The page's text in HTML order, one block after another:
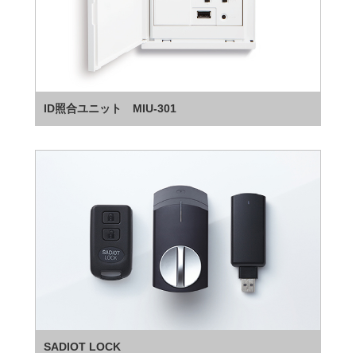
ID照合ユニット MIU-301
SADIOT LOCK